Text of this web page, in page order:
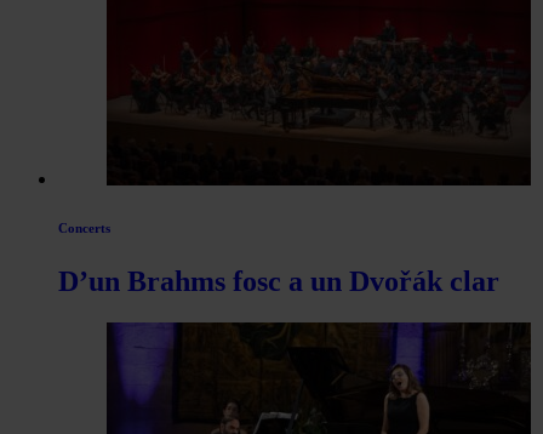
Concerts
D’un Brahms fosc a un Dvořák clar